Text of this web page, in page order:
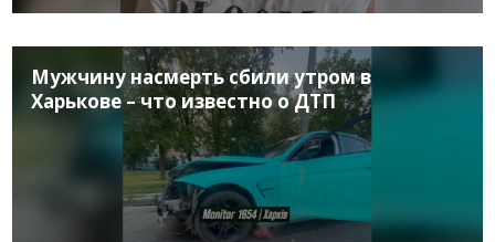
Мужчину насмерть сбили утром в
Харькове – что известно о ДТП